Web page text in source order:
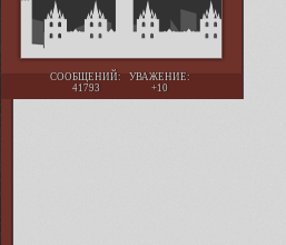
СООБЩЕНИЙ:
41793
УВАЖЕНИЕ:
+10